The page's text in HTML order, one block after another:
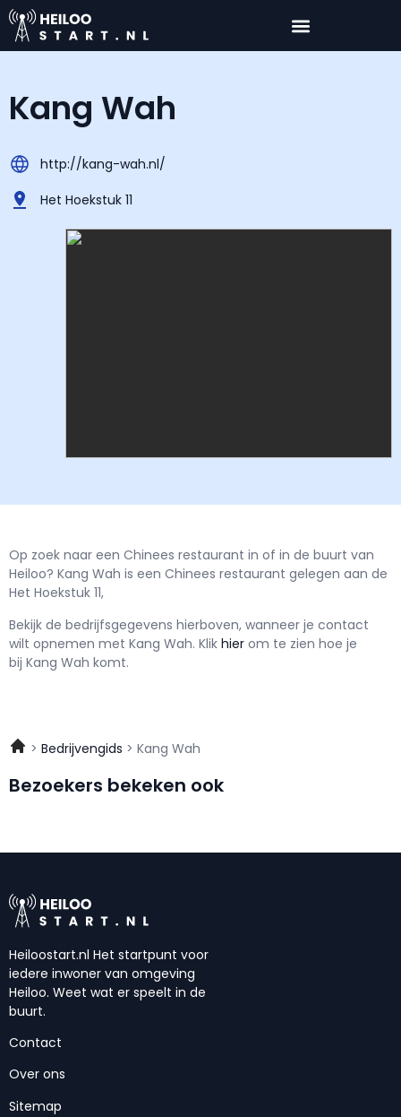
Kang Wah
http://kang-wah.nl/
Het Hoekstuk 11
Op zoek naar een Chinees restaurant in of in de buurt van
Heiloo? Kang Wah is een Chinees restaurant gelegen aan de
Het Hoekstuk 11,
Bekijk de bedrijfsgegevens hierboven, wanneer je contact
wilt opnemen met Kang Wah. Klik hier om te zien hoe je
bij Kang Wah komt.
Bedrijvengids Kang Wah
Bezoekers bekeken ook
Heiloostart.nl Het startpunt voor
iedere inwoner van omgeving
Heiloo. Weet wat er speelt in de
buurt.
Contact
Over ons
Sitemap